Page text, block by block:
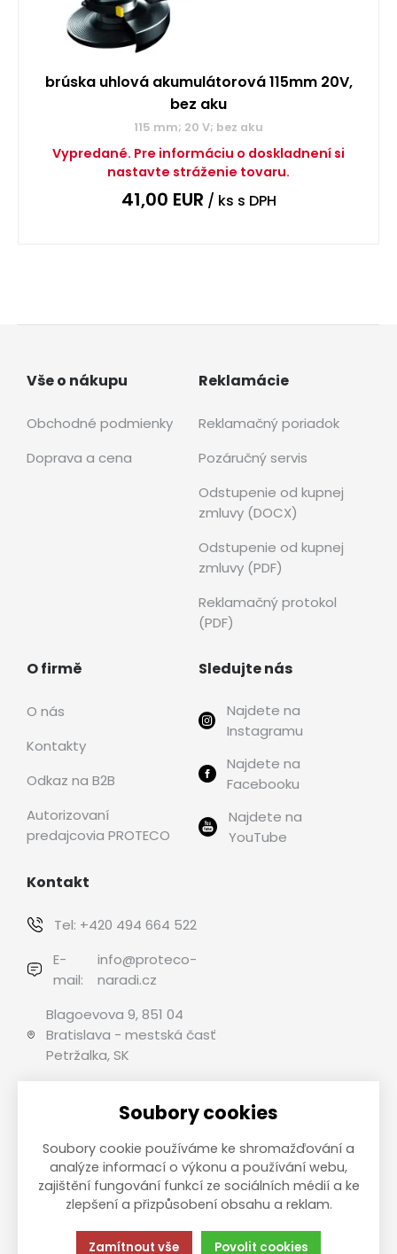
brúska uhlová akumulátorová 115mm 20V,
bez aku
115 mm; 20 V; bez aku
Vypredané. Pre informáciu o doskladnení si
nastavte stráženie tovaru.
41,00 EUR / ks s DPH
Vše o nákupu
Obchodné podmienky
Doprava a cena
Reklamácie
Reklamačný poriadok
Pozáručný servis
Odstupenie od kupnej
zmluvy (DOCX)
Odstupenie od kupnej
zmluvy (PDF)
Reklamačný protokol
(PDF)
O firmě
O nás
Kontakty
Odkaz na B2B
Autorizovaní
predajcovia PROTECO
Sledujte nás
Najdete na
Instagramu
Najdete na
Facebooku
Najdete na
YouTube
Kontakt
Tel: +420 494 664 522
E-
mail:
info@proteco-
naradi.cz
Blagoevova 9, 851 04
Bratislava - mestská časť
Petržalka, SK
Možnosti platby
andTerms of Serviceapply.
Soubory cookies
Soubory cookie používáme ke shromažďování a
analýze informací o výkonu a používání webu,
zajištění fungování funkcí ze sociálních médií a ke
zlepšení a přizpůsobení obsahu a reklam.
Zamítnout vše Povolit cookies